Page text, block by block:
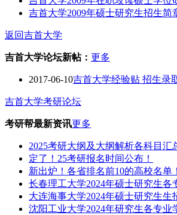
吉首大学2009年硕士研究生招生简
返回吉首大学
吉首大学论坛新帖： 更多
2017-06-10吉首大学经验贴 招生录
吉首大学考研论坛
考研帮最新资讯更多
2025考研大纲及大纲解析各科目汇
定了！25考研报名时间公布！
新出炉！各省排名前10的高校名单！
长春理工大学2024年硕士研究生各
大连海事大学2024年硕士研究生
沈阳工业大学2024年研究生各专业